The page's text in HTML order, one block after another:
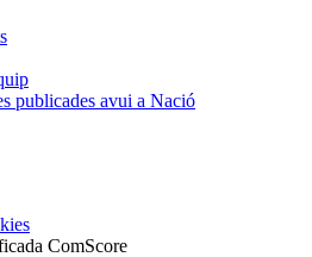
publicades avui a Nació
ComScore